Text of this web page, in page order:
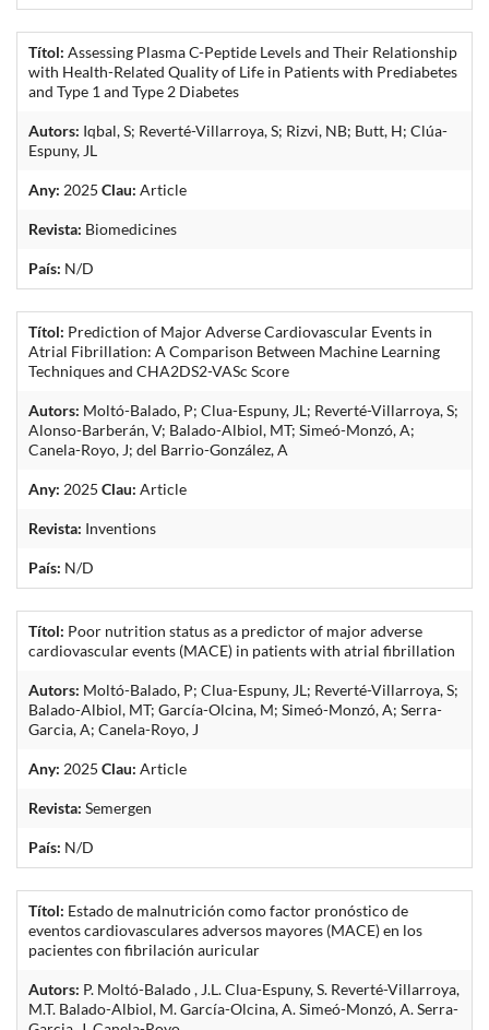
Títol: Assessing Plasma C-Peptide Levels and Their Relationship
with Health-Related Quality of Life in Patients with Prediabetes
and Type 1 and Type 2 Diabetes
Autors: Iqbal, S; Reverté-Villarroya, S; Rizvi, NB; Butt, H; Clúa-
Espuny, JL
Any: 2025 Clau: Article
Revista: Biomedicines
País: N/D
Títol: Prediction of Major Adverse Cardiovascular Events in
Atrial Fibrillation: A Comparison Between Machine Learning
Techniques and CHA2DS2-VASc Score
Autors: Moltó-Balado, P; Clua-Espuny, JL; Reverté-Villarroya, S;
Alonso-Barberán, V; Balado-Albiol, MT; Simeó-Monzó, A;
Canela-Royo, J; del Barrio-González, A
Any: 2025 Clau: Article
Revista: Inventions
País: N/D
Títol: Poor nutrition status as a predictor of major adverse
cardiovascular events (MACE) in patients with atrial fibrillation
Autors: Moltó-Balado, P; Clua-Espuny, JL; Reverté-Villarroya, S;
Balado-Albiol, MT; García-Olcina, M; Simeó-Monzó, A; Serra-
Garcia, A; Canela-Royo, J
Any: 2025 Clau: Article
Revista: Semergen
País: N/D
Títol: Estado de malnutrición como factor pronóstico de
eventos cardiovasculares adversos mayores (MACE) en los
pacientes con fibrilación auricular
Autors: P. Moltó-Balado , J.L. Clua-Espuny, S. Reverté-Villarroya,
M.T. Balado-Albiol, M. García-Olcina, A. Simeó-Monzó, A. Serra-